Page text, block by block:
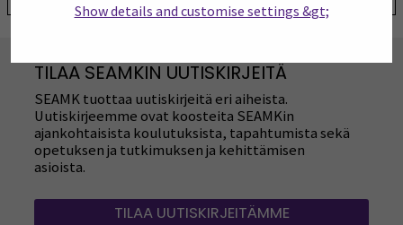
Show details and customise settings &gt;
TILAA SEAMKIN UUTISKIRJEITÄ
SEAMK tuottaa uutiskirjeitä eri aiheista.
Uutiskirjeemme ovat koosteita SEAMKin
ajankohtaisista koulutuksista, tapahtumista sekä
opetuksen ja tutkimuksen ja kehittämisen
asioista.
TILAA UUTISKIRJEITÄMME